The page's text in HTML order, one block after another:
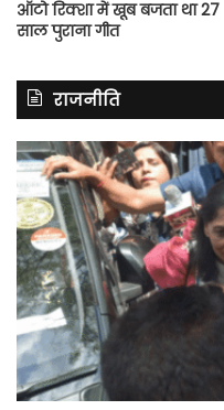
ऑटो रिक्शा में खूब बजता था 27
साल पुराना गीत
राजनीति